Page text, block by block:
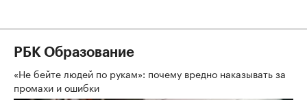
РБК Образование
«Не бейте людей по рукам»: почему вредно наказывать за
промахи и ошибки